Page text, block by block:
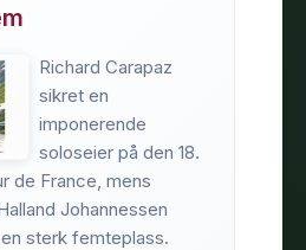
Richard Carapaz
sikret en
imponerende
soloseier på den 18.
de France, mens
Johannessen
sterk femteplass.